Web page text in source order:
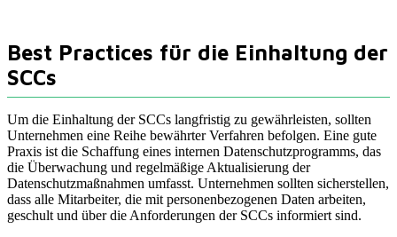
Best Practices für die Einhaltung der
SCCs
Um die Einhaltung der SCCs langfristig zu gewährleisten, sollten
Unternehmen eine Reihe bewährter Verfahren befolgen. Eine gute
Praxis ist die Schaffung eines internen Datenschutzprogramms, das
die Überwachung und regelmäßige Aktualisierung der
Datenschutzmaßnahmen umfasst. Unternehmen sollten sicherstellen,
dass alle Mitarbeiter, die mit personenbezogenen Daten arbeiten,
geschult und über die Anforderungen der SCCs informiert sind.